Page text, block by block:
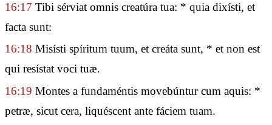
16:17 Tibi sérviat omnis creatúra tua: * quia dixísti, et
facta sunt:
16:18 Misísti spíritum tuum, et creáta sunt, * et non est
qui resístat voci tuæ.
16:19 Montes a fundaméntis movebúntur cum aquis: *
petræ, sicut cera, liquéscent ante fáciem tuam.